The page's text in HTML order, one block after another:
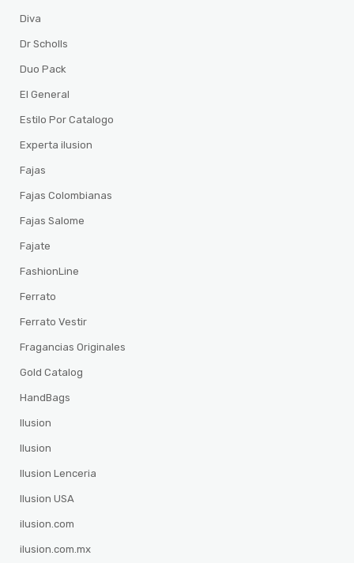
Diva
Dr Scholls
Duo Pack
El General
Estilo Por Catalogo
Experta ilusion
Fajas
Fajas Colombianas
Fajas Salome
Fajate
FashionLine
Ferrato
Ferrato Vestir
Fragancias Originales
Gold Catalog
HandBags
Ilusion
Ilusion
Ilusion Lenceria
Ilusion USA
ilusion.com
ilusion.com.mx